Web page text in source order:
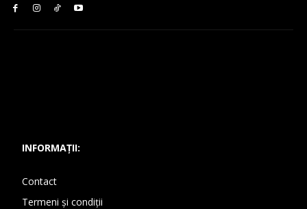
INFORMAȚII:
Contact
Termeni și condiții